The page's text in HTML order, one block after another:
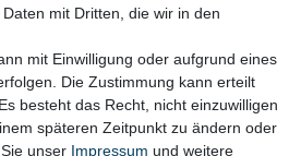
mit Dritten, die wir in den
mit Einwilligung oder aufgrund eines
Die Zustimmung kann erteilt
besteht das Recht, nicht einzuwilligen
späteren Zeitpunkt zu ändern oder
unser Impressum und weitere